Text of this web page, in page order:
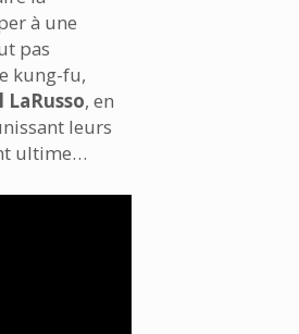
à une
pas
kung-fu,
LaRusso, en
leurs
ultime…